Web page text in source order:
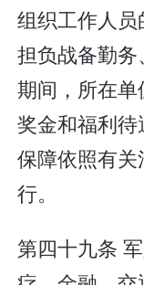
组织工作人员
担负战备勤
期间，所在单
奖金和福利
保障依照有
行。
第四十九条